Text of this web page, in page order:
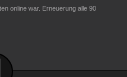
online war. Erneuerung alle 90